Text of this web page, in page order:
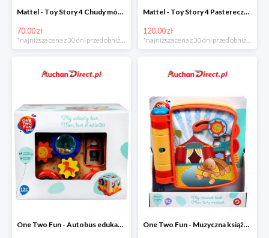
Mattel - Toy Story 4 Chudy mówiąca figurka w super cenie
70.00 zł
Mattel - Toy Story 4 Pastereczka w super cenie
120.00 zł
One Two Fun - Autobus edukacyjny w super cenie One Two Fun - Muzyczna książeczka w super cenie